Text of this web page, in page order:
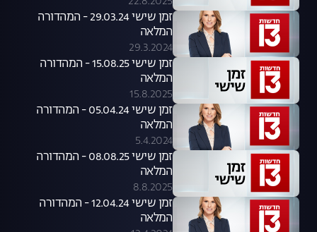
זמן שישי 29.03.24 - המהדורה
המלאה
29.3.2024
זמן שישי 15.08.25 - המהדורה
המלאה
15.8.2025
זמן שישי 05.04.24 - המהדורה
המלאה
5.4.2024
זמן שישי 08.08.25 - המהדורה
המלאה
8.8.2025
זמן שישי 12.04.24 - המהדורה
המלאה